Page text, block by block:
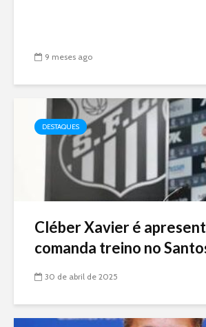
9 meses ago
DESTAQUES
Cléber Xavier é
comanda treino no
30 de abril de 2025